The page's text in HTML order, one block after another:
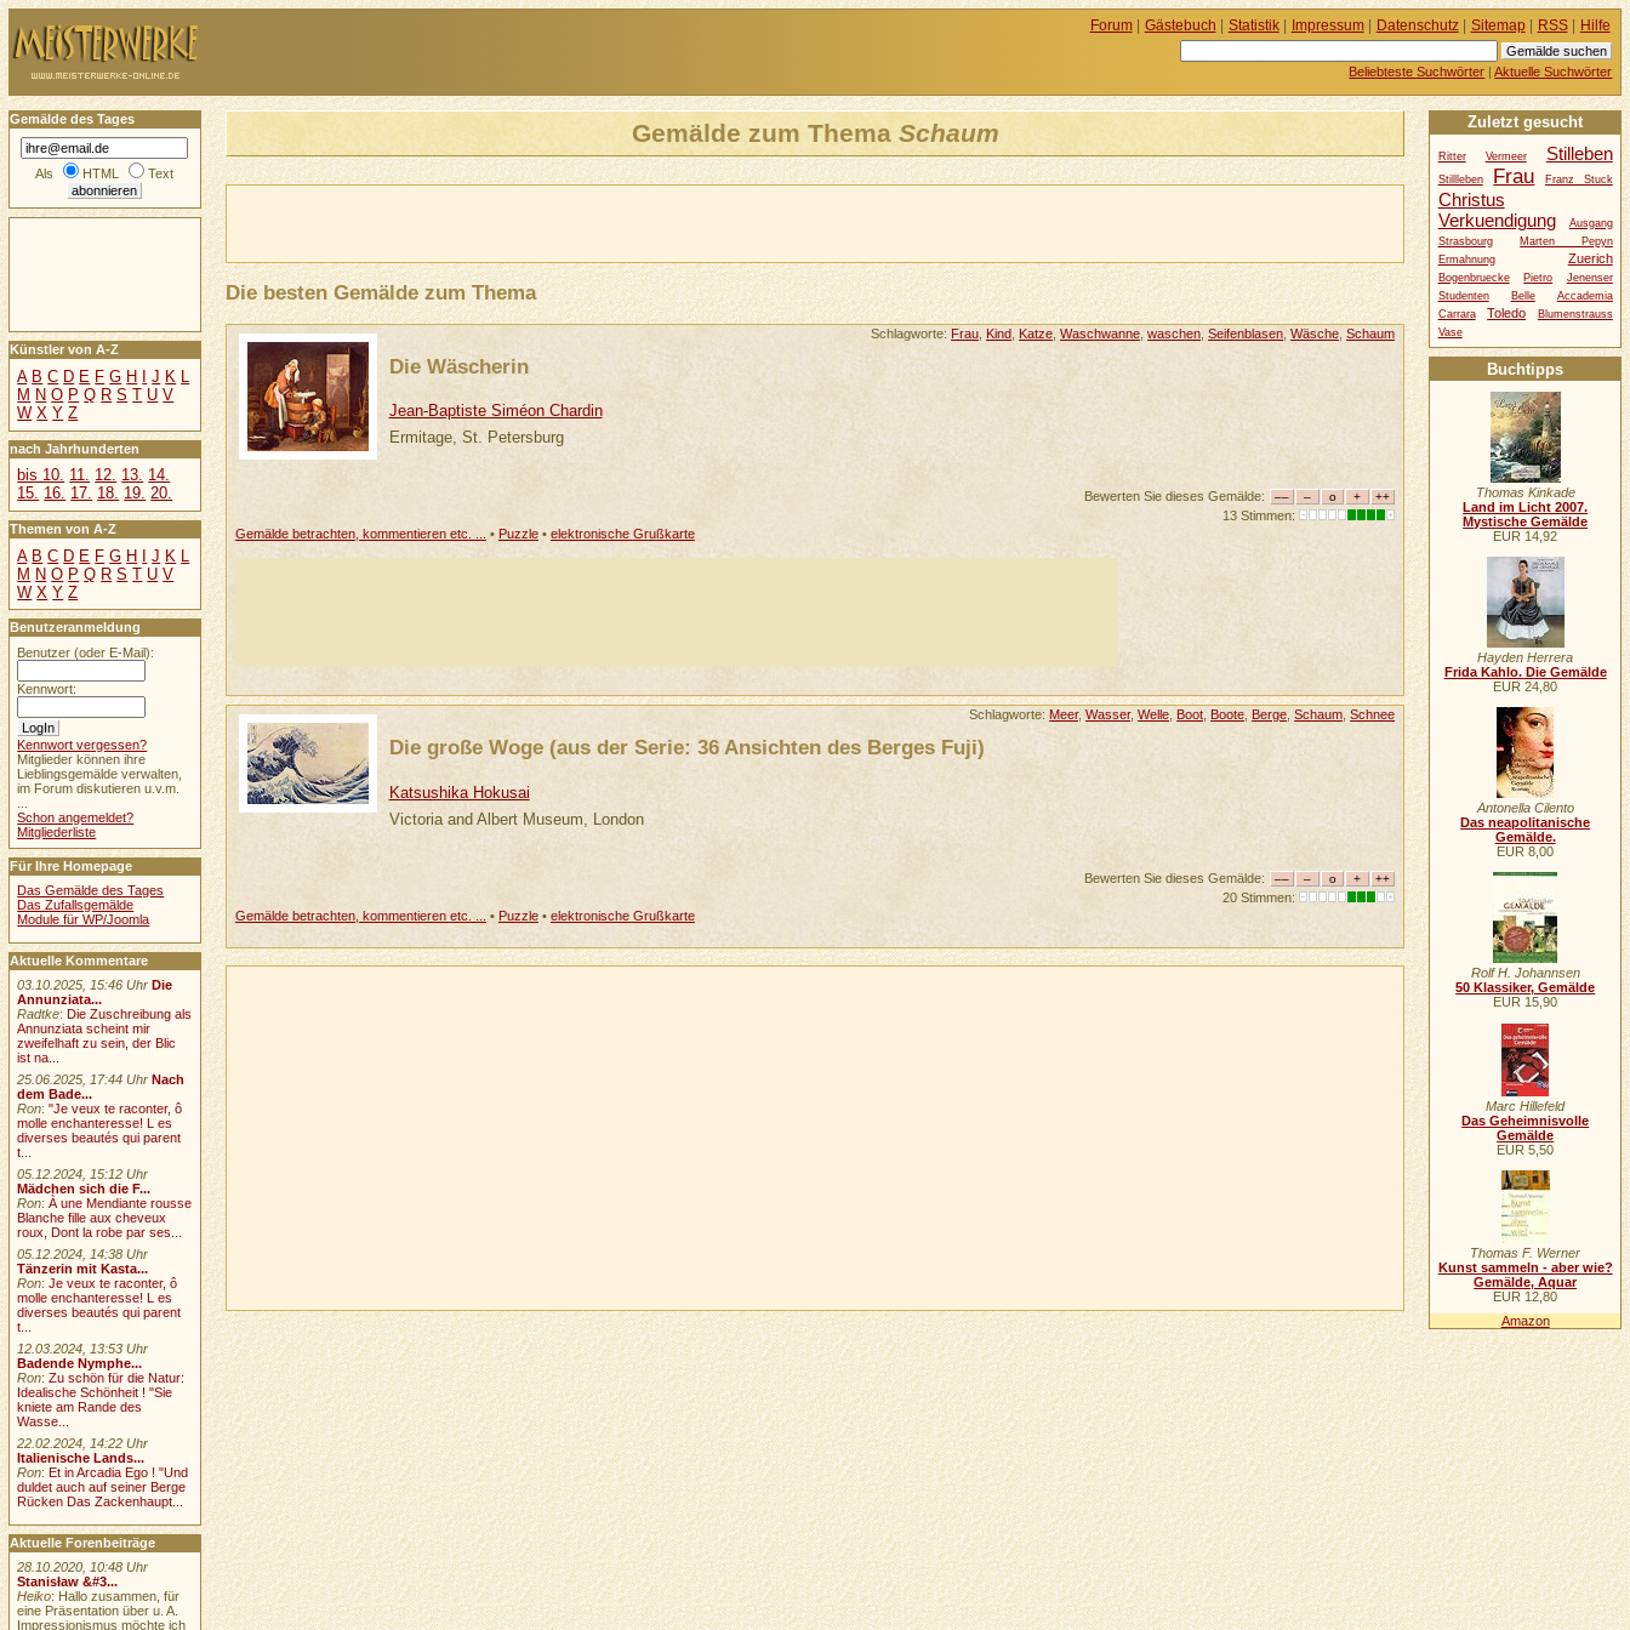
Gemälde zum Thema Schaum
Die besten Gemälde zum Thema
Schlagworte: Frau ,Kind ,Katze ,Waschwanne ,waschen ,Seifenblasen ,Wäsche,Schaum
Die Wäscherin
Jean-Baptiste Siméon Chardin
Ermitage, St. Petersburg
Bewerten Sie dieses Gemälde:
13 Stimmen:
Gemälde betrachten, kommentieren etc. ...
• Puzzle• elektronische Grußkarte
Schlagworte: Meer,Wasser,Welle Boot Boote Berge ,Schaum ,Schnee
Die große Woge (aus der Serie: 36 Ansichten des Berges Fuji)
Katsushika Hokusai
Victoria and Albert Museum, London
Bewerten Sie dieses Gemälde:
20 Stimmen:
Gemälde betrachten, kommentieren etc. ...
• Puzzle• elektronische Grußkarte
Gemälde des Tages
Als HTML Text
Künstler von A-Z
A B C D E F G H J K L
M N O P Q R S T U V
W X Y Z
nach Jahrhunderten
bis 10. 11. 12. 13. 14.
15. 16. 17. 18. 19. 20.
Themen von A-Z
A B C D E F G H I J K L
M N O P Q R S T U V
W X Y Z
Benutzeranmeldung
Benutzer (oder E-Mail):
Kennwort:
Kennwort vergessen?
Mitglieder können ihre
Lieblingsgemälde verwalten,
im Forum diskutieren u.v.m.
Schon angemeldet?
Mitgliederliste
Für Ihre Homepage
Das Gemälde des Tages
Das Zufallsgemälde
Module für WP/Joomla
Aktuelle Kommentare
03.10.2025, 15:46 Uhr Die
Annunziata...
Radtke: Die Zuschreibung als
Annunziata scheint mir
zweifelhaft zu sein, der Blic
ist na...
25.06.2025, 17:44 Uhr Nach
dem Bade...
Ron:"Je veux te raconter, ô
molle enchanteresse! L es
diverses beautés qui parent
t...
05.12.2024, 15:12 Uhr
Mädchen sich die F...
Ron:À une Mendiante rousse
Blanche fille aux cheveux
roux, Dont la robe par ses...
05.12.2024, 14:38 Uhr
Tänzerin mit Kasta...
Ron:Je veux te raconter, ô
molle enchanteresse! L es
diverses beautés qui parent
t...
12.03.2024, 13:53 Uhr
Badende Nymphe...
Ron:Zu schön für die Natur:
Idealische Schönheit ! "Sie
kniete am Rande des
Wasse...
22.02.2024, 14:22 Uhr
Italienische Lands...
Ron:Et in Arcadia Ego ! "Und
duldet auch auf seiner Berge
Rücken Das Zackenhaupt...
Aktuelle Forenbeiträge
28.10.2020, 10:48 Uhr
Stanisław &#3...
Heiko: Hallo zusammen, für
eine Präsentation über u. A.
Impressionismus möchte ich
Forum| Gästebuch | Statistik| Impressum| Datenschutz| Sitemap| RSS| Hilfe
Beliebteste Suchwörter |Aktuelle Suchwörter
Zuletzt gesucht
Ritter Vermeer Stilleben
Stillleben Frau Franz Stuck
Christus
Verkuendigung
Ausgang
Strasbourg
Marten Pepyn
Ermahnung
Zuerich
Bogenbruecke Pietro
Jenenser
Studenten
Belle
Accademia
Carrara
Toledo
Blumenstrauss
Vase
Buchtipps
Thomas Kinkade
Land im Licht 2007.
Mystische Gemälde
EUR 14,92
Hayden Herrera
Frida Kahlo. Die Gemälde
EUR 24,80
Antonella Cilento
Das neapolitanische
Gemälde.
EUR 8,00
Rolf H. Johannsen
50 Klassiker, Gemälde
EUR 15,90
Marc Hillefeld
Das Geheimnisvolle
Gemälde
EUR 5,50
Thomas F. Werner
Kunst sammeln - aber wie?
Gemälde, Aquar
EUR 12,80
Amazon